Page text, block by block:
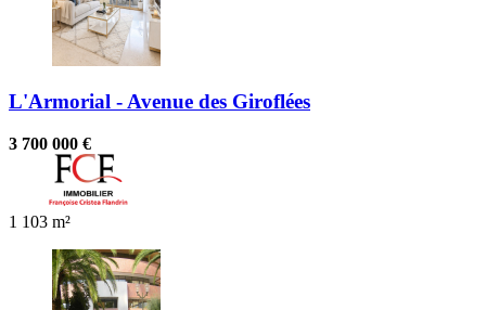
L'Armorial - Avenue des Giroflées
3 700 000 €
1 103 m²